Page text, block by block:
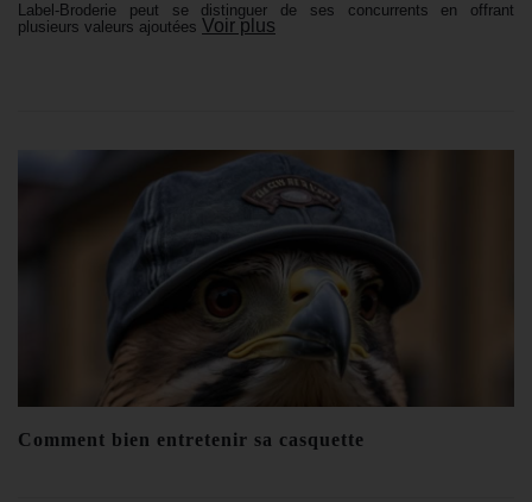
Label-Broderie peut se distinguer de ses concurrents en offrant
plusieurs valeurs ajoutées Voir plus
Comment bien entretenir sa casquette